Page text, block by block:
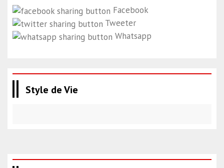
Facebook
Tweeter
Whatsapp
Style de Vie